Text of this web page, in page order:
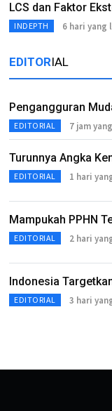
LCS dan Faktor
INDEPTH 6 hari yang
EDITORIAL
Pengangguran
EDITORIAL 7 jam
Turunnya Angka
EDITORIAL 1 hari
Mampukah PPHN
EDITORIAL 2 hari
Indonesia
EDITORIAL 3 hari